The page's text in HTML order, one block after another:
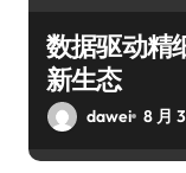
数据驱动精
新生态
dawei 8 月